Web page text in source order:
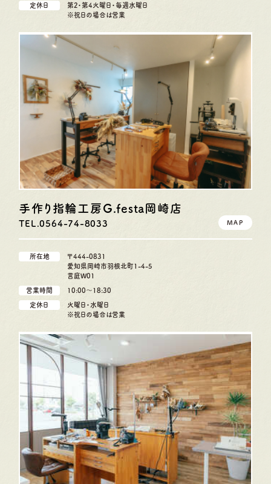
定休日
第2・第4火曜日・毎週水曜日
※祝日の場合は営業
手作り指輪工房G.festa岡崎店
TEL.0564-74-8033 MAP
所在地
〒444-0831
愛知県岡崎市羽根北町1-4-5
言庭W01
営業時間 10:00〜18:30
定休日
火曜日・水曜日
※祝日の場合は営業